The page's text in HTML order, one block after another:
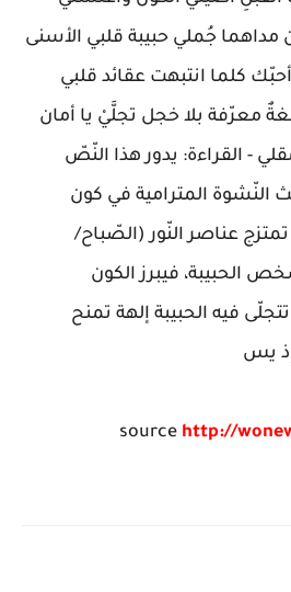
جُملي حبيبة قلبي الأسنى
كلما انتبهت عقائد قلبي
معرّفة بلا خجل تجلَّيْ يا أمان
- القراءة: يدور هذا النّصّ
النّشوة المترامية في كون
عناصر النّور (الصّباح/
فيبرز الكون
فيه الحبيبة إلهة تمنح
يس
source http://